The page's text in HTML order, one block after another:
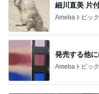
細川直美 片
Amebaトピッ
発売する他
Amebaトピッ